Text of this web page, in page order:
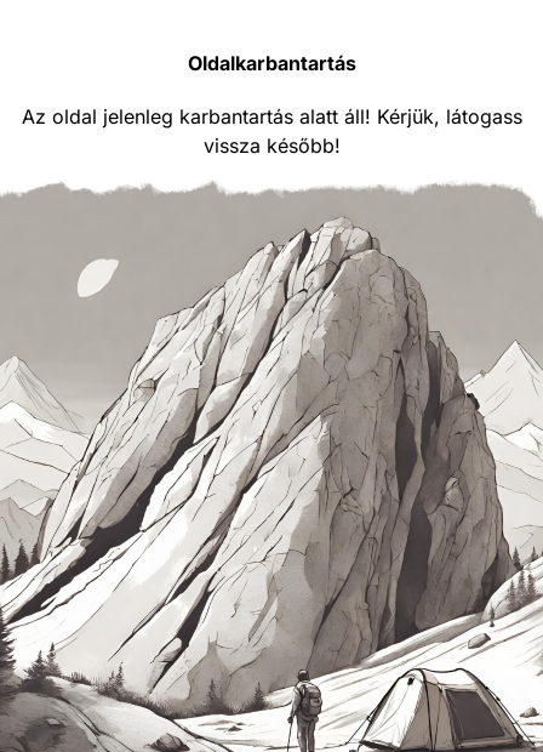
Oldalkarbantartás
Az oldal jelenleg karbantartás alatt áll! Kérjük, látogass
vissza később!